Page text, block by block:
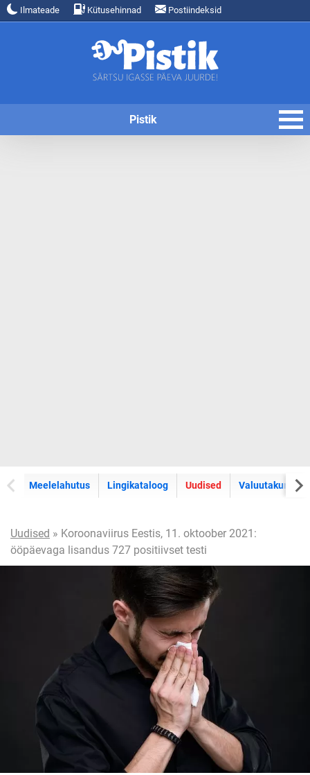
Ilmateade Kütusehinnad Postiindeksid
Pistik
Meelelahutus Lingikataloog Uudised Valuutakursid
Uudised » Koroonaviirus Eestis, 11. oktoober 2021:
ööpäevaga lisandus 727 positiivset testi